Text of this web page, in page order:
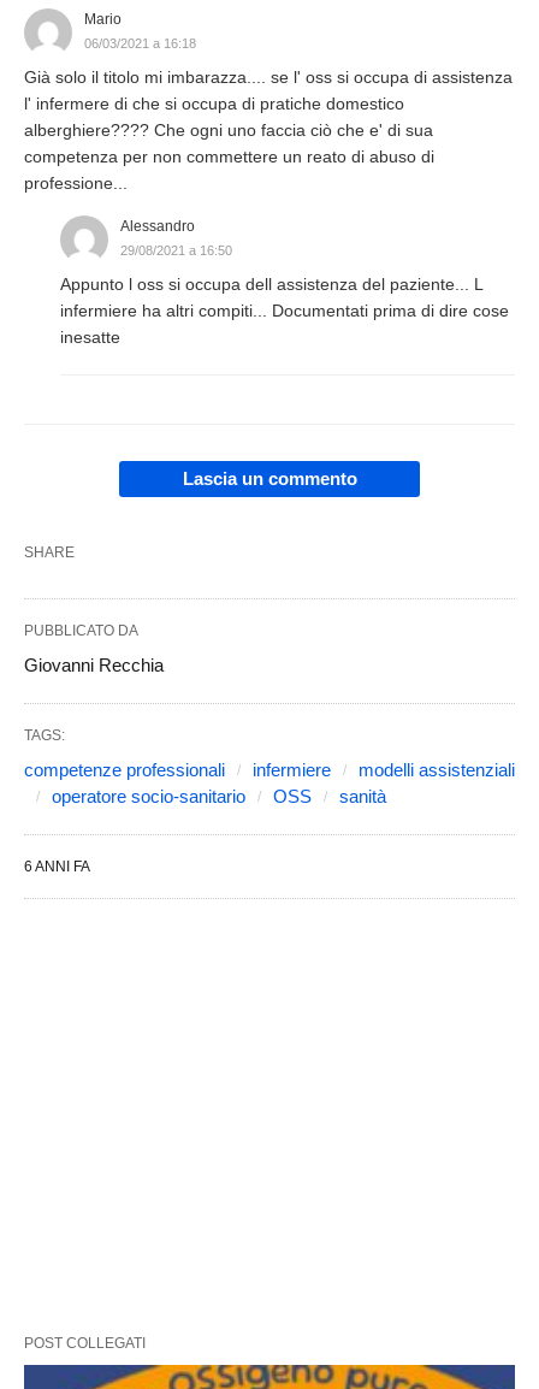
Mario
06/03/2021 a 16:18
Già solo il titolo mi imbarazza.... se l' oss si occupa di assistenza
l' infermere di che si occupa di pratiche domestico
alberghiere???? Che ogni uno faccia ciò che e' di sua
competenza per non commettere un reato di abuso di
professione...
Alessandro
29/08/2021 a 16:50
Appunto l oss si occupa dell assistenza del paziente... L
infermiere ha altri compiti... Documentati prima di dire cose
inesatte
Lascia un commento
SHARE
PUBBLICATO DA
Giovanni Recchia
TAGS:
competenze professionali infermiere
modelli assistenziali
operatore socio-sanitario
OSS sanità
6 ANNI FA
POST COLLEGATI